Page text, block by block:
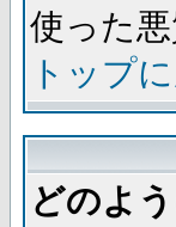
使った
トップ
どのよ